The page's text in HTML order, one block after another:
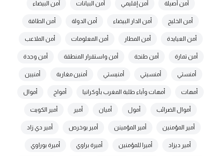
أمن أصيلة أمن إقليمي أمن البيانات أمن البيضاء
أمن الخليج أمن الدار البيضاء أمن الدولة أمن الطاقة
أمن العيايدة أمن المطار أمن المعلومات أمن الملاعب
أمن تمارة أمن طنجة أمن واستقرار المنطقة أمن وجدة
أمنستي أمنسيتي أمنيستي أمنين مغاربة أمنيين
أمهات أمهات وآباء طلبة المغرب بأوكرانيا أمواج أموال
أموال الضرائب أمول أميان أمير أمير الكويت
أمير المؤمنين أمير المؤمينن أمير بوخرص أمير دي زاد
أمير ديزاد أميرا للمؤمنين أميرة براوي أميرة بوراوي